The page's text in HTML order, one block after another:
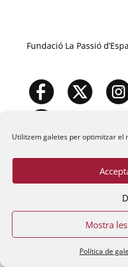
Utilitzem galetes per optimitzar el
Mostra
Política de
Fundació La Passió